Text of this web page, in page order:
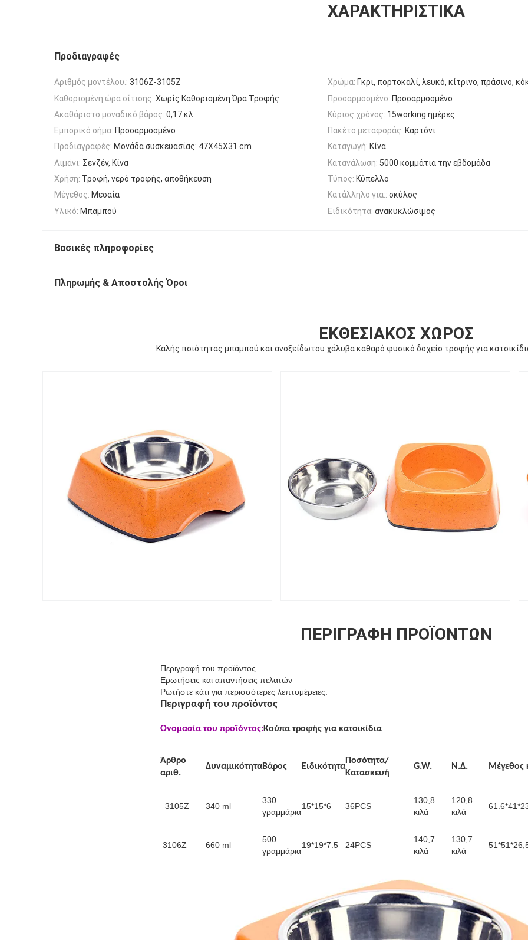
ΧΑΡΑΚΤΗΡΙΣΤΙΚΆ
Προδιαγραφές
Αριθμός μοντέλου.: 3106Z-3105Z Χρώμα: Γκρι, πορτοκαλί, λευκό, κίτρινο, πράσινο,
Καθορισμένη ώρα σίτισης: Χωρίς Καθορισμένη Ώρα Τροφής Προσαρμοσμένο: Προσαρμοσμένο
Ακαθάριστο μοναδικό βάρος: 0,17 κλ Κύριος χρόνος: 15working ημέρες
Εμπορικό σήμα: Προσαρμοσμένο Πακέτο μεταφοράς: Καρτόνι
Προδιαγραφές: Μονάδα συσκευασίας: 47X45X31 cm Καταγωγή: Κίνα
Λιμάνι: Σενζέν, Κίνα Κατανάλωση: 5000 κομμάτια την εβδομάδα
Χρήση: Τροφή, νερό τροφής, αποθήκευση Τύπος: Κύπελλο
Μέγεθος: Μεσαία Κατάλληλο για:: σκύλος
Υλικό: Μπαμπού Ειδικότητα: ανακυκλώσιμος
Βασικές πληροφορίες
Πληρωμής & Αποστολής Όροι
ΕΚΘΕΣΙΑΚΌΣ ΧΏΡΟΣ
Καλής ποιότητας μπαμπού και ανοξείδωτου χάλυβα καθαρό φυσικό δοχείο τροφής για
ΠΕΡΙΓΡΑΦΉ ΠΡΟΪΌΝΤΩΝ
Περιγραφή του προϊόντος
Ερωτήσεις και απαντήσεις πελατών
Ρωτήστε κάτι για περισσότερες λεπτομέρειες.
Περιγραφή του προϊόντος
Ονομασία του προϊόντος:Κούπα τροφής για κατοικίδια
Άρθρο
αριθ.
ΔυναμικότηταΒάρος Ειδικότητα
Ποσότητα/
Κατασκευή
G.W. Ν.Δ. Μέγεθος
3105Z 340 ml
330
γραμμάρια
15*15*6 36PCS
130,8
κιλά
120,8
κιλά
3106Z 660 ml
500
γραμμάρια
19*19*7.5 24PCS
140,7
κιλά
130,7
κιλά